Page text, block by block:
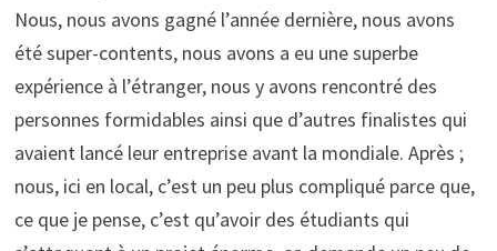
Nous, nous avons gagné l’année dernière, nous avons
été super-contents, nous avons a eu une superbe
expérience à l’étranger, nous y avons rencontré des
personnes formidables ainsi que d’autres finalistes qui
avaient lancé leur entreprise avant la mondiale. Après ;
nous, ici en local, c’est un peu plus compliqué parce que,
ce que je pense, c’est qu’avoir des étudiants qui